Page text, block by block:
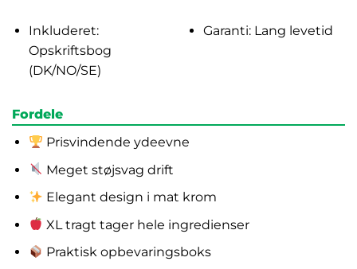
Inkluderet:
Opskriftsbog
(DK/NO/SE)
Garanti: Lang levetid
Fordele
Prisvindende ydeevne
Meget støjsvag drift
Elegant design i mat krom
XL tragt tager hele ingredienser
Praktisk opbevaringsboks